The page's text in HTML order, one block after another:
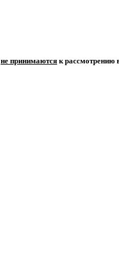
не принимаются к рассмотрению